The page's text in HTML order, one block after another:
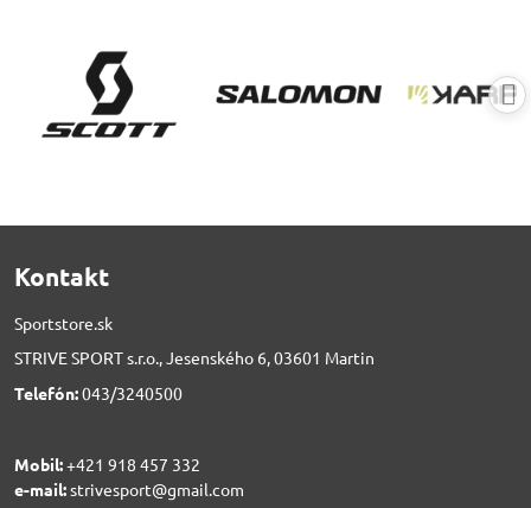
Kontakt
Sportstore.sk
STRIVE SPORT s.r.o., Jesenského 6, 03601 Martin
Telefón:043/3240500
Mobil:+421 918 457 332
e-mail:strivesport@gmail.com